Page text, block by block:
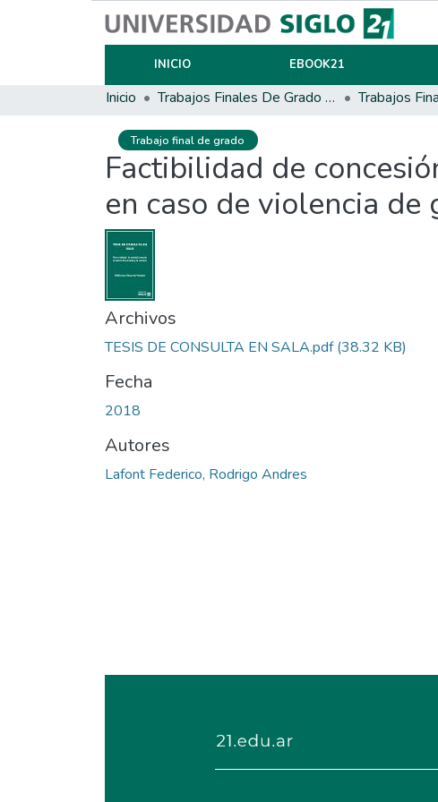
INICIO EBOOK21
Inicio Trabajos Finales De Grado Y Posgrado Trabajos
Trabajo final de grado
Factibilidad de
en caso de violencia de
Archivos
TESIS DE CONSULTA EN SALA.pdf(38.32 KB)
Fecha
2018
Autores
Lafont Federico, Rodrigo Andres